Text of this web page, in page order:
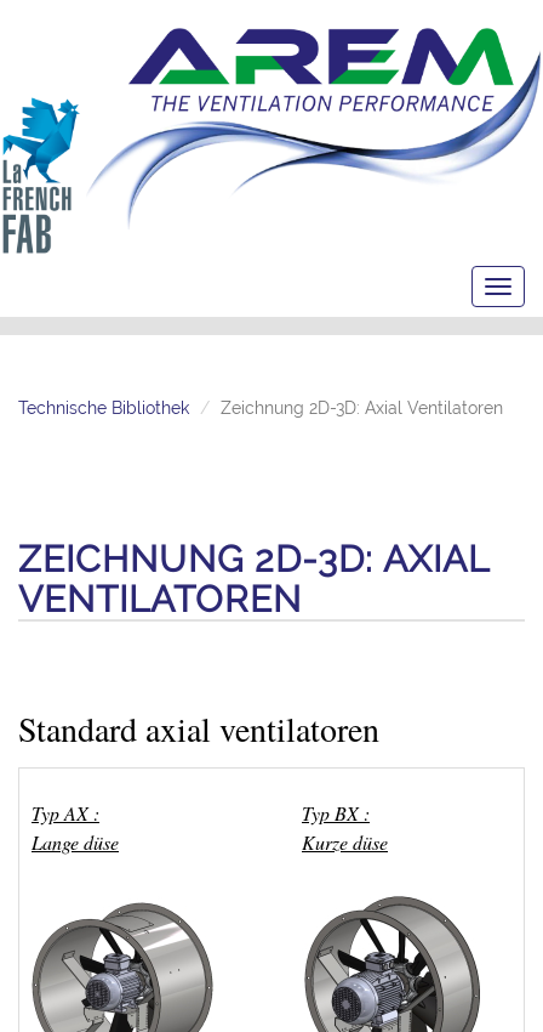
Technische Bibliothek Zeichnung 2D-3D: Axial Ventilatoren
ZEICHNUNG 2D-3D: AXIAL
VENTILATOREN
Standard axial ventilatoren
Typ AX :
Lange düse
Typ BX :
Kurze düse